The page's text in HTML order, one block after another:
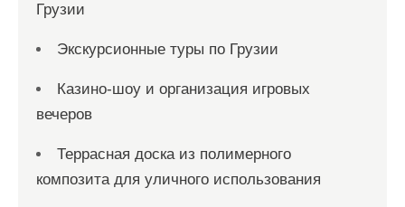
Грузии
Экскурсионные туры по Грузии
Казино-шоу и организация игровых
вечеров
Террасная доска из полимерного
композита для уличного использования